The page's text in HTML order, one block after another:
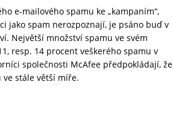
e-mailového spamu ke „kampaním“,
jako spam nerozpoznají, je psáno buď v
Největší množství spamu ve svém
resp. 14 procent veškerého spamu v
společnosti McAfee předpokládají, že
stále větší míře.